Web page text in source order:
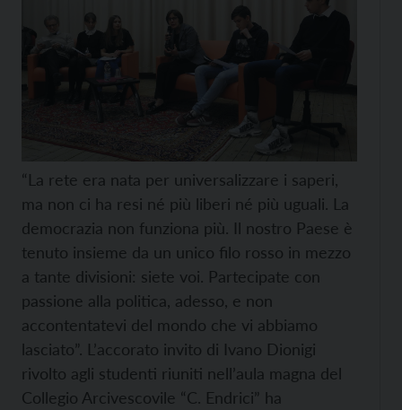
“La rete era nata per universalizzare i saperi,
ma non ci ha resi né più liberi né più uguali. La
democrazia non funziona più. Il nostro Paese è
tenuto insieme da un unico filo rosso in mezzo
a tante divisioni: siete voi. Partecipate con
passione alla politica, adesso, e non
accontentatevi del mondo che vi abbiamo
lasciato”. L’accorato invito di Ivano Dionigi
rivolto agli studenti riuniti nell’aula magna del
Collegio Arcivescovile “C. Endrici” ha